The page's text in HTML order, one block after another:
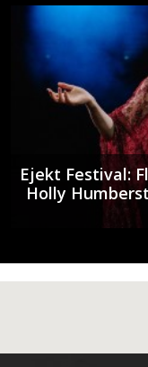
Ejekt Festival:
Holly